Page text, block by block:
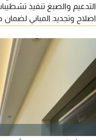
التدعيم والصبغ تنفيذ
اصلاح وتجديد المباني لضمان
ولمسات نهائية رائعة.
بورد بمهارة عالية